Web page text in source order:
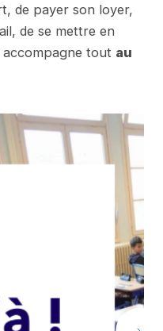
de payer son loyer,
de se mettre en
tout au